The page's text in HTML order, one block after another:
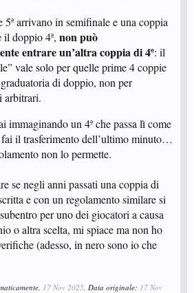
5ª arrivano in semifinale e una coppia
il doppio 4ª, non può
entrare un’altra coppia di 4ª: il
vale solo per quelle prime 4 coppie
di doppio, non per
arbitrari.
immaginando un 4ª che passa lì come
il trasferimento dell’ultimo minuto…
non lo permette.
se negli anni passati una coppia di
e con un regolamento similare si
per uno dei giocatori a causa
o altra scelta, mi spiace ma non ho
(adesso, in nero sono io che
17 Nov 2025, Data originale: 17 Nov